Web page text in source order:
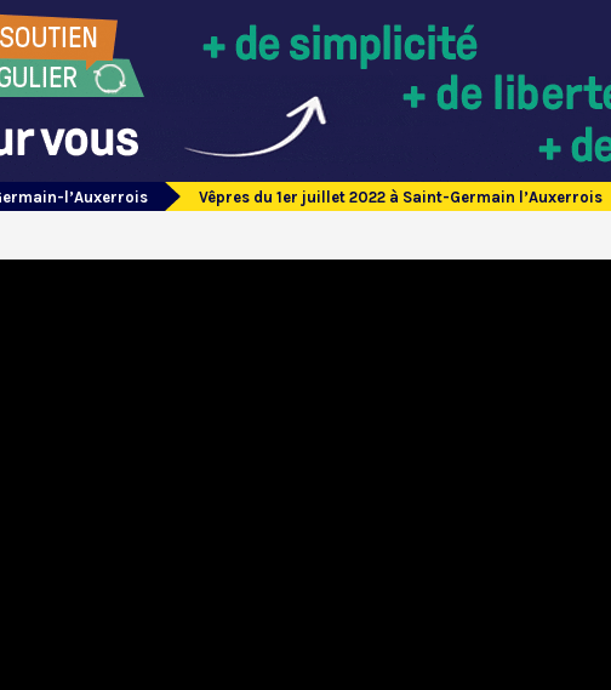
l’Auxerrois Vêpres du 1er juillet 2022 à Saint-Germain l’Auxerrois